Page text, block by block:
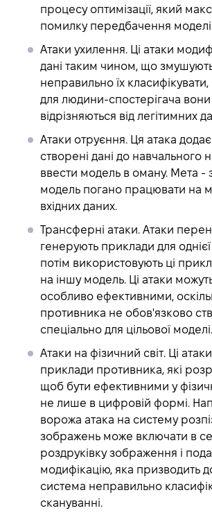
процесу оптимізації, який
помилку передбачення
Атаки ухилення. Ці атаки
дані таким чином, що
неправильно їх
для людини-спостерігача
відрізняються від легітимних
Атаки отруєння. Ця атака
створені дані до навчального
ввести модель в оману. Мета -
модель погано працювати на
вхідних даних.
Трансферні атаки. Атаки
генерують приклади для однієї
потім використовують ці
на іншу модель. Ці атаки
особливо ефективними,
противника не обов'язково
спеціально для цільової моделі.
Атаки на фізичний світ. Ці
приклади противника, які
щоб бути ефективними у
не лише в цифровій формі.
ворожа атака на систему
зображень може включати в
роздруківку зображення і
модифікацію, яка призводить
система неправильно
скануванні.